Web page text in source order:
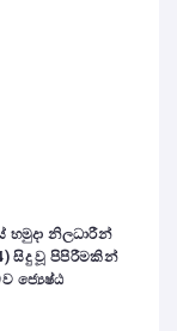
හමුදා නිලධාරීන්
සිදු වූ පිපිරීමකින්
ජ්‍යෙෂ්ඨ